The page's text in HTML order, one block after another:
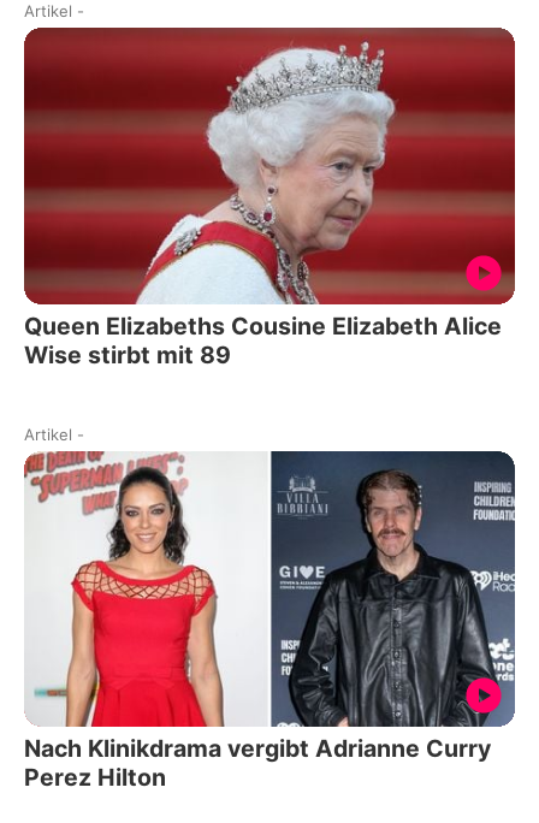
Artikel -
Queen Elizabeths Cousine Elizabeth Alice
Wise stirbt mit 89
Artikel -
Nach Klinikdrama vergibt Adrianne Curry
Perez Hilton